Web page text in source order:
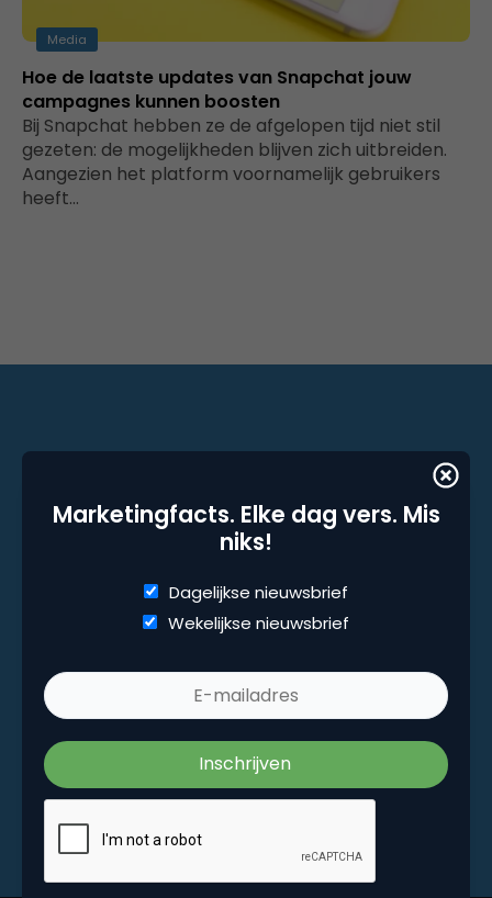
Media
Hoe de laatste updates van Snapchat jouw
campagnes kunnen boosten
Bij Snapchat hebben ze de afgelopen tijd niet stil
gezeten: de mogelijkheden blijven zich uitbreiden.
Aangezien het platform voornamelijk gebruikers
heeft…
Marketingfacts. Elke dag vers. Mis
niks!
Dagelijkse nieuwsbrief
Wekelijkse nieuwsbrief
Marketingfacts. Elke dag vers. Mis niks!
Dagelijkse nieuwsbrief
Wekelijkse nieuwsbrief